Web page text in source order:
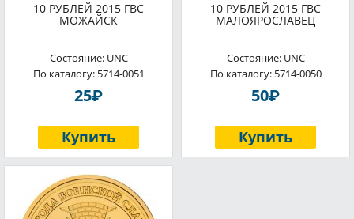
10 РУБЛЕЙ 2015 ГВС
МОЖАЙСК
Состояние: UNC
По каталогу: 5714-0051
25P
Купить
10 РУБЛЕЙ 2015 ГВС
МАЛОЯРОСЛАВЕЦ
Состояние: UNC
По каталогу: 5714-0050
50P
Купить